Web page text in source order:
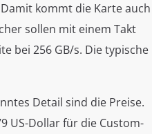
kommt die Karte auch
sollen mit einem Takt
bei 256 GB/s. Die typische
Detail sind die Preise.
US-Dollar für die Custom-